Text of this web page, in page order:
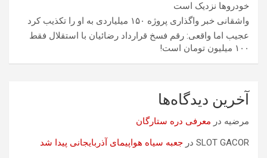
خودروها نزدیک است
واشقانی خبر واگذاری پروژه ۱۵۰ میلیاردی به او را تکذیب کرد
عجیب اما واقعی: رقم فسخ قرارداد رضائیان با استقلال فقط
۱۰۰ میلیون تومان است!
آخرین دیدگاه‌ها
مرضیه در معرفی دره ستارگان
SLOT GACOR در جعبه سیاه هواپیمای آذربایجانی پیدا شد